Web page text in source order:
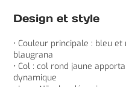
Design et style
• Couleur principale : bleu
blaugrana
• Col : col rond jaune
dynamique